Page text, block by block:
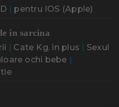
| pentru IOS (Apple)
in sarcina
| Cate Kg. in plus | Sexul
ochi bebe |